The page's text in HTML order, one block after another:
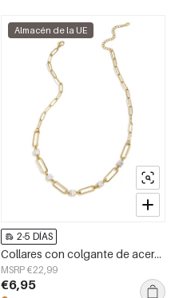
Almacén de la UE
2-5 DÍAS
Collares con colgante de acero inoxidable Circle Simple Daily Simple Series Joyería para mujer
MSRP €22,99
€6,95